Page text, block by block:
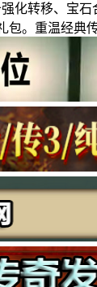
转移、宝
。重温经典